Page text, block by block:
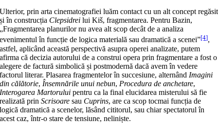
Ulterior, prin arta cinematografiei luăm contact cu un alt concept regăsit
și în construcția Clepsidrei lui Kiš, fragmentarea. Pentru Bazin,
„Fragmentarea planurilor nu avea alt scop decât de a analiza
evenimentul în funcție de logica materială sau dramatică a scenei”[4],
astfel, aplicând această perspectivă asupra operei analizate, putem
afirma că decizia autorului de a construi opera prin fragmentare a fost o
alegere de factură simbolică și postmodernă dacă avem în vedere
factorul literar. Plasarea fragmentelor în succesiune, alternând Imagini
din călătorie, Însemnările unui nebun, Procedura de anchetare,
Interogarea Martorului pentru ca la final elucidarea misterului să fie
realizată prinScrisoare sau Cuprins, are ca scop tocmai funcția de
logică dramatică a scenelor, lăsând cititorul, sau chiar spectatorul în
acest caz, într-o stare de tensiune, neliniște.